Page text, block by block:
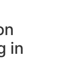
in